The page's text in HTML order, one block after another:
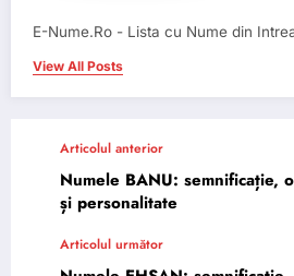
E-Nume.Ro - Lista cu Nume din
View All Posts
Articolul anterior
Numele BANU: semnificație,
și personalitate
Articolul următor